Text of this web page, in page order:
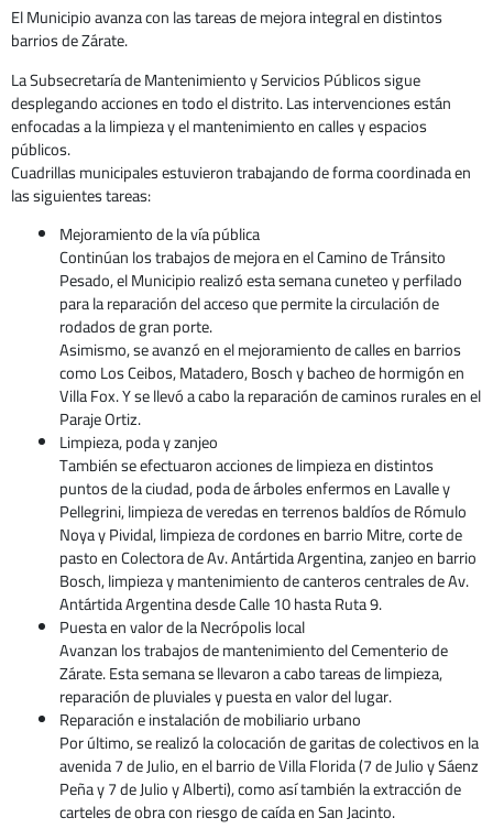
El Municipio avanza con las tareas de mejora integral en distintos
barrios de Zárate.
La Subsecretaría de Mantenimiento y Servicios Públicos sigue
desplegando acciones en todo el distrito. Las intervenciones están
enfocadas a la limpieza y el mantenimiento en calles y espacios
públicos.
Cuadrillas municipales estuvieron trabajando de forma coordinada en
las siguientes tareas:
Mejoramiento de la vía pública
Continúan los trabajos de mejora en el Camino de Tránsito
Pesado, el Municipio realizó esta semana cuneteo y perfilado
para la reparación del acceso que permite la circulación de
rodados de gran porte.
Asimismo, se avanzó en el mejoramiento de calles en barrios
como Los Ceibos, Matadero, Bosch y bacheo de hormigón en
Villa Fox. Y se llevó a cabo la reparación de caminos rurales en el
Paraje Ortiz.
Limpieza, poda y zanjeo
También se efectuaron acciones de limpieza en distintos
puntos de la ciudad, poda de árboles enfermos en Lavalle y
Pellegrini, limpieza de veredas en terrenos baldíos de Rómulo
Noya y Pividal, limpieza de cordones en barrio Mitre, corte de
pasto en Colectora de Av. Antártida Argentina, zanjeo en barrio
Bosch, limpieza y mantenimiento de canteros centrales de Av.
Antártida Argentina desde Calle 10 hasta Ruta 9.
Puesta en valor de la Necrópolis local
Avanzan los trabajos de mantenimiento del Cementerio de
Zárate. Esta semana se llevaron a cabo tareas de limpieza,
reparación de pluviales y puesta en valor del lugar.
Reparación e instalación de mobiliario urbano
Por último, se realizó la colocación de garitas de colectivos en la
avenida 7 de Julio, en el barrio de Villa Florida (7 de Julio y Sáenz
Peña y 7 de Julio y Alberti), como así también la extracción de
carteles de obra con riesgo de caída en San Jacinto.